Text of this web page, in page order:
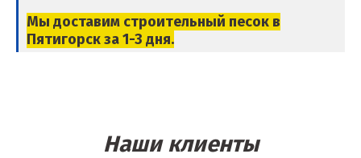
Махачкала
Мегион
Мы доставим строительный песок в
Пятигорск за 1-3 дня.
Наши клиенты